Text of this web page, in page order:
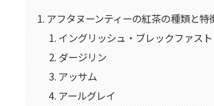
アフタヌーンティーの紅茶の種類と特
イングリッシュ・ブレックファスト
ダージリン
アッサム
アールグレイ